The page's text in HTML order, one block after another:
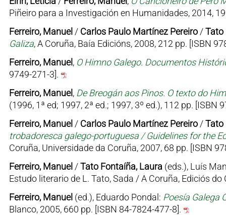
Piñeiro para a Investigación en Humanidades, 2014,
Ferreiro, Manuel / Carlos Paulo Martínez Pereiro/Tato
Galiza, A Coruña, Baía Edicións, 2008, 212 pp. [ISBN
Ferreiro, Manuel, O Himno Galego. Documentos
9749-271-3].
Ferreiro, Manuel, De Breogán aos Pinos. O texto do
(1996, 1ª ed; 1997, 2ª ed.; 1997, 3º ed.), 112 pp. [ISBN
Ferreiro, Manuel / Carlos Paulo Martínez Pereiro/Tato
trobadoresca galego-portuguesa / Guidelines for the
Coruña, Universidade da Coruña, 2007, 68 pp. [ISBN
Ferreiro, Manuel /Tato Fontaíña, Laura (eds.), Luís
Estudo literario de L. Tato, Sada / A Coruña, Ediciós
Ferreiro, Manuel (ed.), Eduardo Pondal: Poesía Galega
Blanco, 2005, 660 pp. [ISBN 84-7824-477-8].